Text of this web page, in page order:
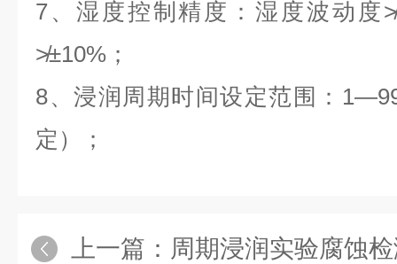
7、湿度控制精度：湿度波动度
≯±10%；
8、浸润周期时间设定范围：
定）；
上一篇： 周期浸润实验腐蚀